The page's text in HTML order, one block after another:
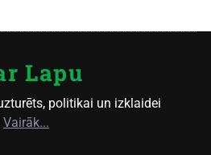
Lapu
politikai un izklaidei
Vairāk...